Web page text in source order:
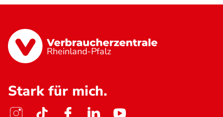
Rheinland-Pfalz
Stark für mich.